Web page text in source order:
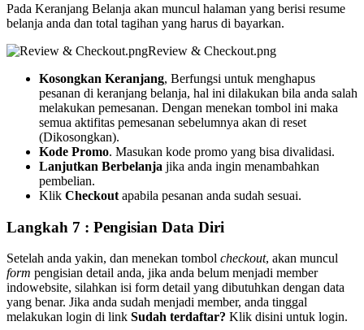
Pada Keranjang Belanja akan muncul halaman yang berisi resume
belanja anda dan total tagihan yang harus di bayarkan.
Review & Checkout.png
Kosongkan Keranjang, Berfungsi untuk menghapus
pesanan di keranjang belanja, hal ini dilakukan bila anda salah
melakukan pemesanan. Dengan menekan tombol ini maka
semua aktifitas pemesanan sebelumnya akan di reset
(Dikosongkan).
Kode Promo. Masukan kode promo yang bisa divalidasi.
Lanjutkan Berbelanja jika anda ingin menambahkan
pembelian.
Klik Checkout apabila pesanan anda sudah sesuai.
Langkah 7 : Pengisian Data Diri
Setelah anda yakin, dan menekan tombol checkout, akan muncul
form pengisian detail anda, jika anda belum menjadi member
indowebsite, silahkan isi form detail yang dibutuhkan dengan data
yang benar. Jika anda sudah menjadi member, anda tinggal
melakukan login di link Sudah terdaftar? Klik disini untuk login.